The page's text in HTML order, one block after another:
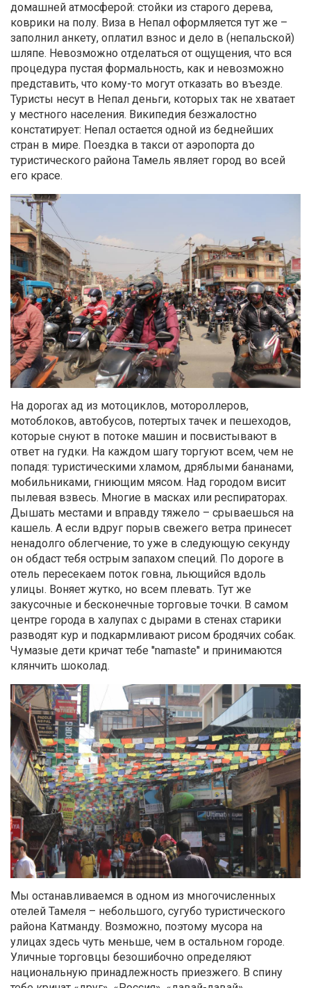
домашней атмосферой: стойки из старого дерева,
коврики на полу. Виза в Непал оформляется тут же –
заполнил анкету, оплатил взнос и дело в (непальской)
шляпе. Невозможно отделаться от ощущения, что вся
процедура пустая формальность, как и невозможно
представить, что кому-то могут отказать во въезде.
Туристы несут в Непал деньги, которых так не хватает
у местного населения. Википедия безжалостно
констатирует: Непал остается одной из беднейших
стран в мире. Поездка в такси от аэропорта до
туристического района Тамель являет город во всей
его красе.
На дорогах ад из мотоциклов, мотороллеров,
мотоблоков, автобусов, потертых тачек и пешеходов,
которые снуют в потоке машин и посвистывают в
ответ на гудки. На каждом шагу торгуют всем, чем не
попадя: туристическими хламом, дряблыми бананами,
мобильниками, гниющим мясом. Над городом висит
пылевая взвесь. Многие в масках или респираторах.
Дышать местами и вправду тяжело – срываешься на
кашель. А если вдруг порыв свежего ветра принесет
ненадолго облегчение, то уже в следующую секунду
он обдаст тебя острым запахом специй. По дороге в
отель пересекаем поток говна, льющийся вдоль
улицы. Воняет жутко, но всем плевать. Тут же
закусочные и бесконечные торговые точки. В самом
центре города в халупах с дырами в стенах старики
разводят кур и подкармливают рисом бродячих собак.
Чумазые дети кричат тебе ''namaste'' и принимаются
клянчить шоколад.
Мы останавливаемся в одном из многочисленных
отелей Тамеля – небольшого, сугубо туристического
района Катманду. Возможно, поэтому мусора на
улицах здесь чуть меньше, чем в остальном городе.
Уличные торговцы безошибочно определяют
национальную принадлежность приезжего. В спину